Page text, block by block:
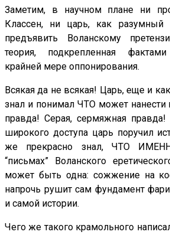
Заметим, в научном плане ни
Классен, ни царь, как разумный
предъявить Воланскому
теория, подкрепленная
крайней мере оппонирования.
Всякая да не всякая! Царь, еще и
знал и понимал ЧТО может нанести
правда! Серая, сермяжная
широкого доступа царь поручил
же прекрасно знал, ЧТО
“письмах” Воланского
может быть одна: сожжение на
напрочь рушит сам фундамент
и самой истории.
Чего же такого крамольного